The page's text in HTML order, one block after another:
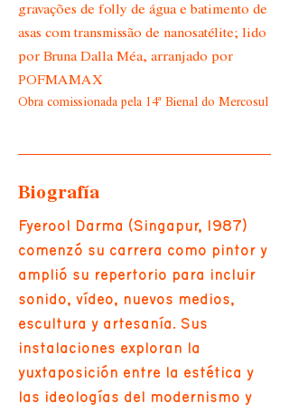
gravações de folly de água e batimento de
asas com transmissão de nanosatélite; lido
por Bruna Dalla Méa, arranjado por
POFMAMAX
Obra comissionada pela 14ª Bienal do Mercosul
Biografía
Fyerool Darma (Singapur, 1987)
comenzó su carrera como pintor y
amplió su repertorio para incluir
sonido, vídeo, nuevos medios,
escultura y artesanía. Sus
instalaciones exploran la
yuxtaposición entre la estética y
las ideologías del modernismo y